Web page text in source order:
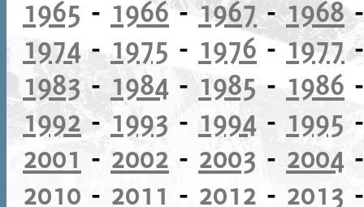
1965 - 1966-1967-1968
1974 - 1975 - 1976 -1977
1983- 1984 - 1985 - 1986
1992-1993 - 1994 - 1995
2001 - 2002 - 2003 - 2004
2010 - 2011 - 2012 - 2013